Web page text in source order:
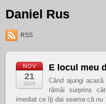
Daniel Rus
RSS
NOV
21
2010
E locul meu
Când ajungi
rămâi surprins
imediat ce îţi dai seama că